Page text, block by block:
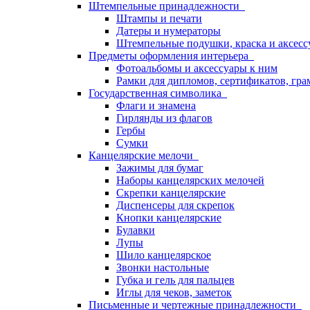
Штемпельные принадлежности
Штампы и печати
Датеры и нумераторы
Штемпельные подушки, краска и
Предметы оформления интерьера
Фотоальбомы и аксессуары к ним
Рамки для дипломов, сертификатов,
Государственная символика
Флаги и знамена
Гирлянды из флагов
Гербы
Сумки
Канцелярские мелочи
Зажимы для бумаг
Наборы канцелярских мелочей
Скрепки канцелярские
Диспенсеры для скрепок
Кнопки канцелярские
Булавки
Лупы
Шило канцелярское
Звонки настольные
Губка и гель для пальцев
Иглы для чеков, заметок
Письменные и чертежные принадлежности